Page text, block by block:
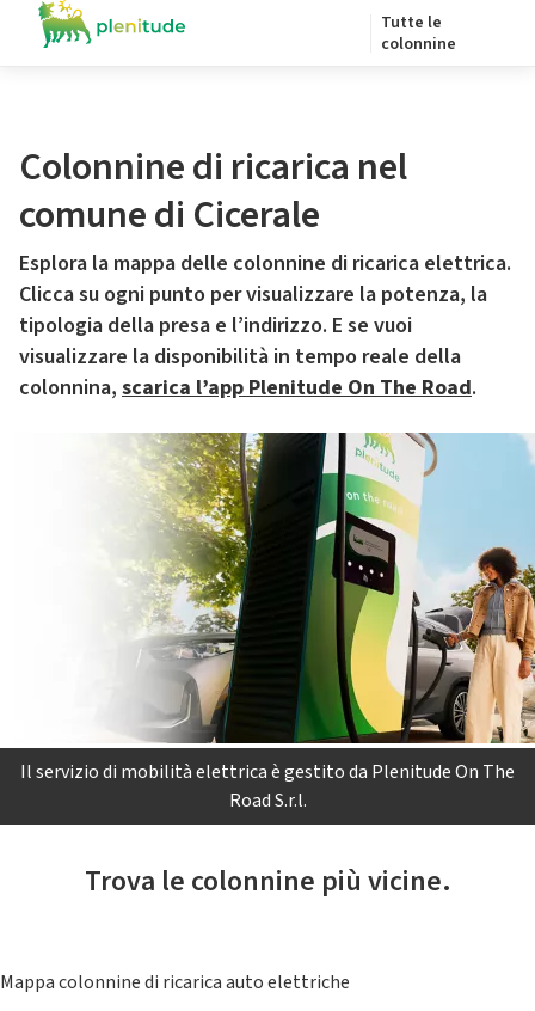
Tutte le
colonnine
Colonnine di ricarica nel
comune di Cicerale
Esplora la mappa delle colonnine di ricarica elettrica.
Clicca su ogni punto per visualizzare la potenza, la
tipologia della presa e l’indirizzo. E se vuoi
visualizzare la disponibilità in tempo reale della
colonnina, scarica l’app Plenitude On The Road.
Il servizio di mobilità elettrica è gestito da Plenitude On The
Road S.r.l.
Trova le colonnine più vicine.
Mappa colonnine di ricarica auto elettriche